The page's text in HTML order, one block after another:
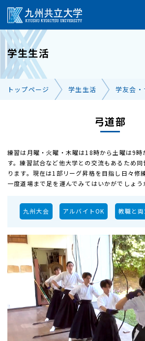
受験生の方へ
卒業生の方へ
学生生活
トップページ 学生生活 学友会
弓道部
練習は月曜・火曜・木曜は18時から土曜は9時
す。練習試合など他大学との交流もあるため
ります。現在は1部リーグ昇格を目指し日々修
一度道場まで足を運んでみてはいかがでしょう
九州大会 アルバイトOK 教職と両